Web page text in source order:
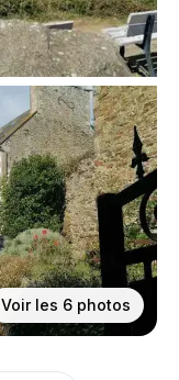
Voir les 6 photos